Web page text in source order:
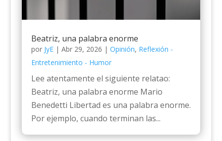
Beatriz, una palabra enorme
por JyE| Abr 29, 2026 | Opinión, Reflexión -
Entretenimiento - Humor
Lee atentamente el siguiente relatao:
Beatriz, una palabra enorme Mario
Benedetti Libertad es una palabra enorme.
Por ejemplo, cuando terminan las...